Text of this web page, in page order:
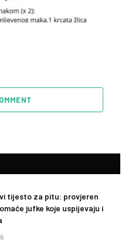
tijesto za pitu: provjeren
jufke koje uspijevaju i